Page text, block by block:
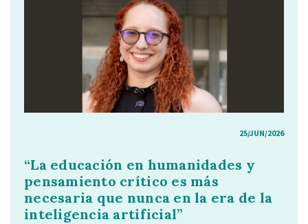
25/JUN/2026
“La educación en humanidades y
pensamiento crítico es más
necesaria que nunca en la era de la
inteligencia artificial”